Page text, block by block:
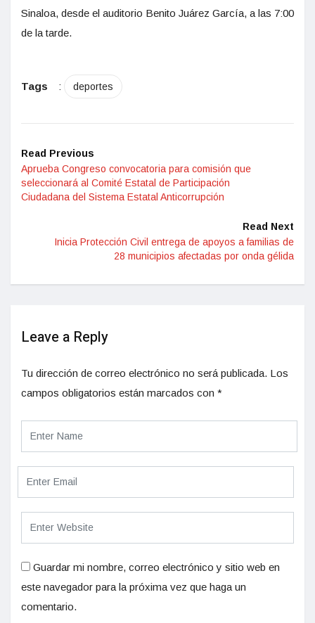
Sinaloa, desde el auditorio Benito Juárez García, a las 7:00
de la tarde.
Tags : deportes
Read Previous
Aprueba Congreso convocatoria para comisión que
seleccionará al Comité Estatal de Participación
Ciudadana del Sistema Estatal Anticorrupción
Read Next
Inicia Protección Civil entrega de apoyos a familias de
28 municipios afectadas por onda gélida
Leave a Reply
Tu dirección de correo electrónico no será publicada. Los
campos obligatorios están marcados con *
Guardar mi nombre, correo electrónico y sitio web en
este navegador para la próxima vez que haga un
comentario.